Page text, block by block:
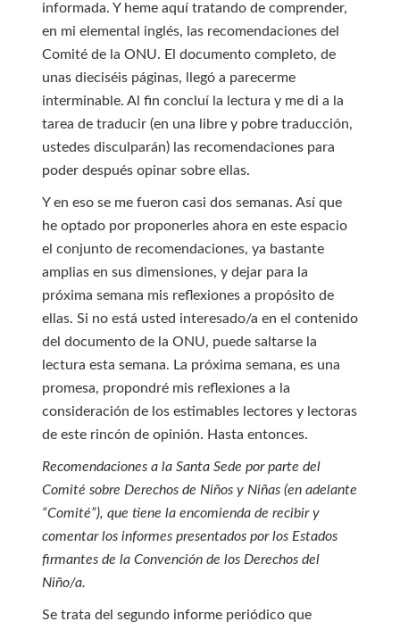
informada. Y heme aquí tratando de comprender,
en mi elemental inglés, las recomendaciones del
Comité de la ONU. El documento completo, de
unas dieciséis páginas, llegó a parecerme
interminable. Al fin concluí la lectura y me di a la
tarea de traducir (en una libre y pobre traducción,
ustedes disculparán) las recomendaciones para
poder después opinar sobre ellas.
Y en eso se me fueron casi dos semanas. Así que
he optado por proponerles ahora en este espacio
el conjunto de recomendaciones, ya bastante
amplias en sus dimensiones, y dejar para la
próxima semana mis reflexiones a propósito de
ellas. Si no está usted interesado/a en el contenido
del documento de la ONU, puede saltarse la
lectura esta semana. La próxima semana, es una
promesa, propondré mis reflexiones a la
consideración de los estimables lectores y lectoras
de este rincón de opinión. Hasta entonces.
Recomendaciones a la Santa Sede por parte del
Comité sobre Derechos de Niños y Niñas (en adelante
“Comité”), que tiene la encomienda de recibir y
comentar los informes presentados por los Estados
firmantes de la Convención de los Derechos del
Niño/a.
Se trata del segundo informe periódico que